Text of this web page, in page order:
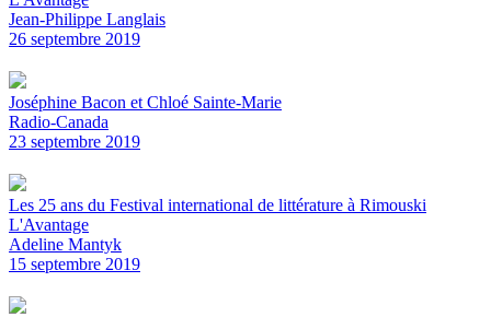
Jean-Philippe Langlais
26 septembre 2019
Joséphine Bacon et Chloé Sainte-Marie
Radio-Canada
23 septembre 2019
Les 25 ans du Festival international de littérature à Rimouski
L'Avantage
Adeline Mantyk
15 septembre 2019